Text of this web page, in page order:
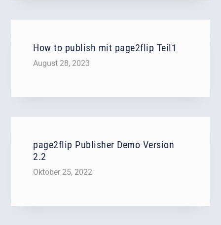
How to publish mit page2flip Teil1
August 28, 2023
page2flip Publisher Demo Version
2.2
Oktober 25, 2022